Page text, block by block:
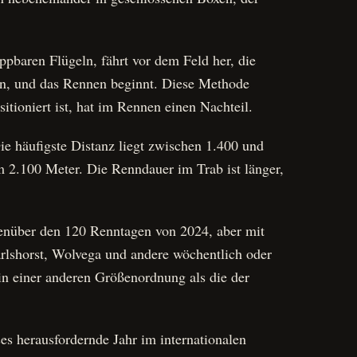
Flügeln, fährt vor dem Feld her, die
und das Rennen beginnt. Diese Methode
ist, hat im Rennen einen Nachteil.
häufigste Distanz liegt zwischen 1.400 und
Meter. Die Renndauer im Trab ist länger,
den 120 Renntagen von 2024, aber mit
Wolvega und andere wöchentlich oder
einer anderen Größenordnung als die der
herausfordernde Jahr im internationalen